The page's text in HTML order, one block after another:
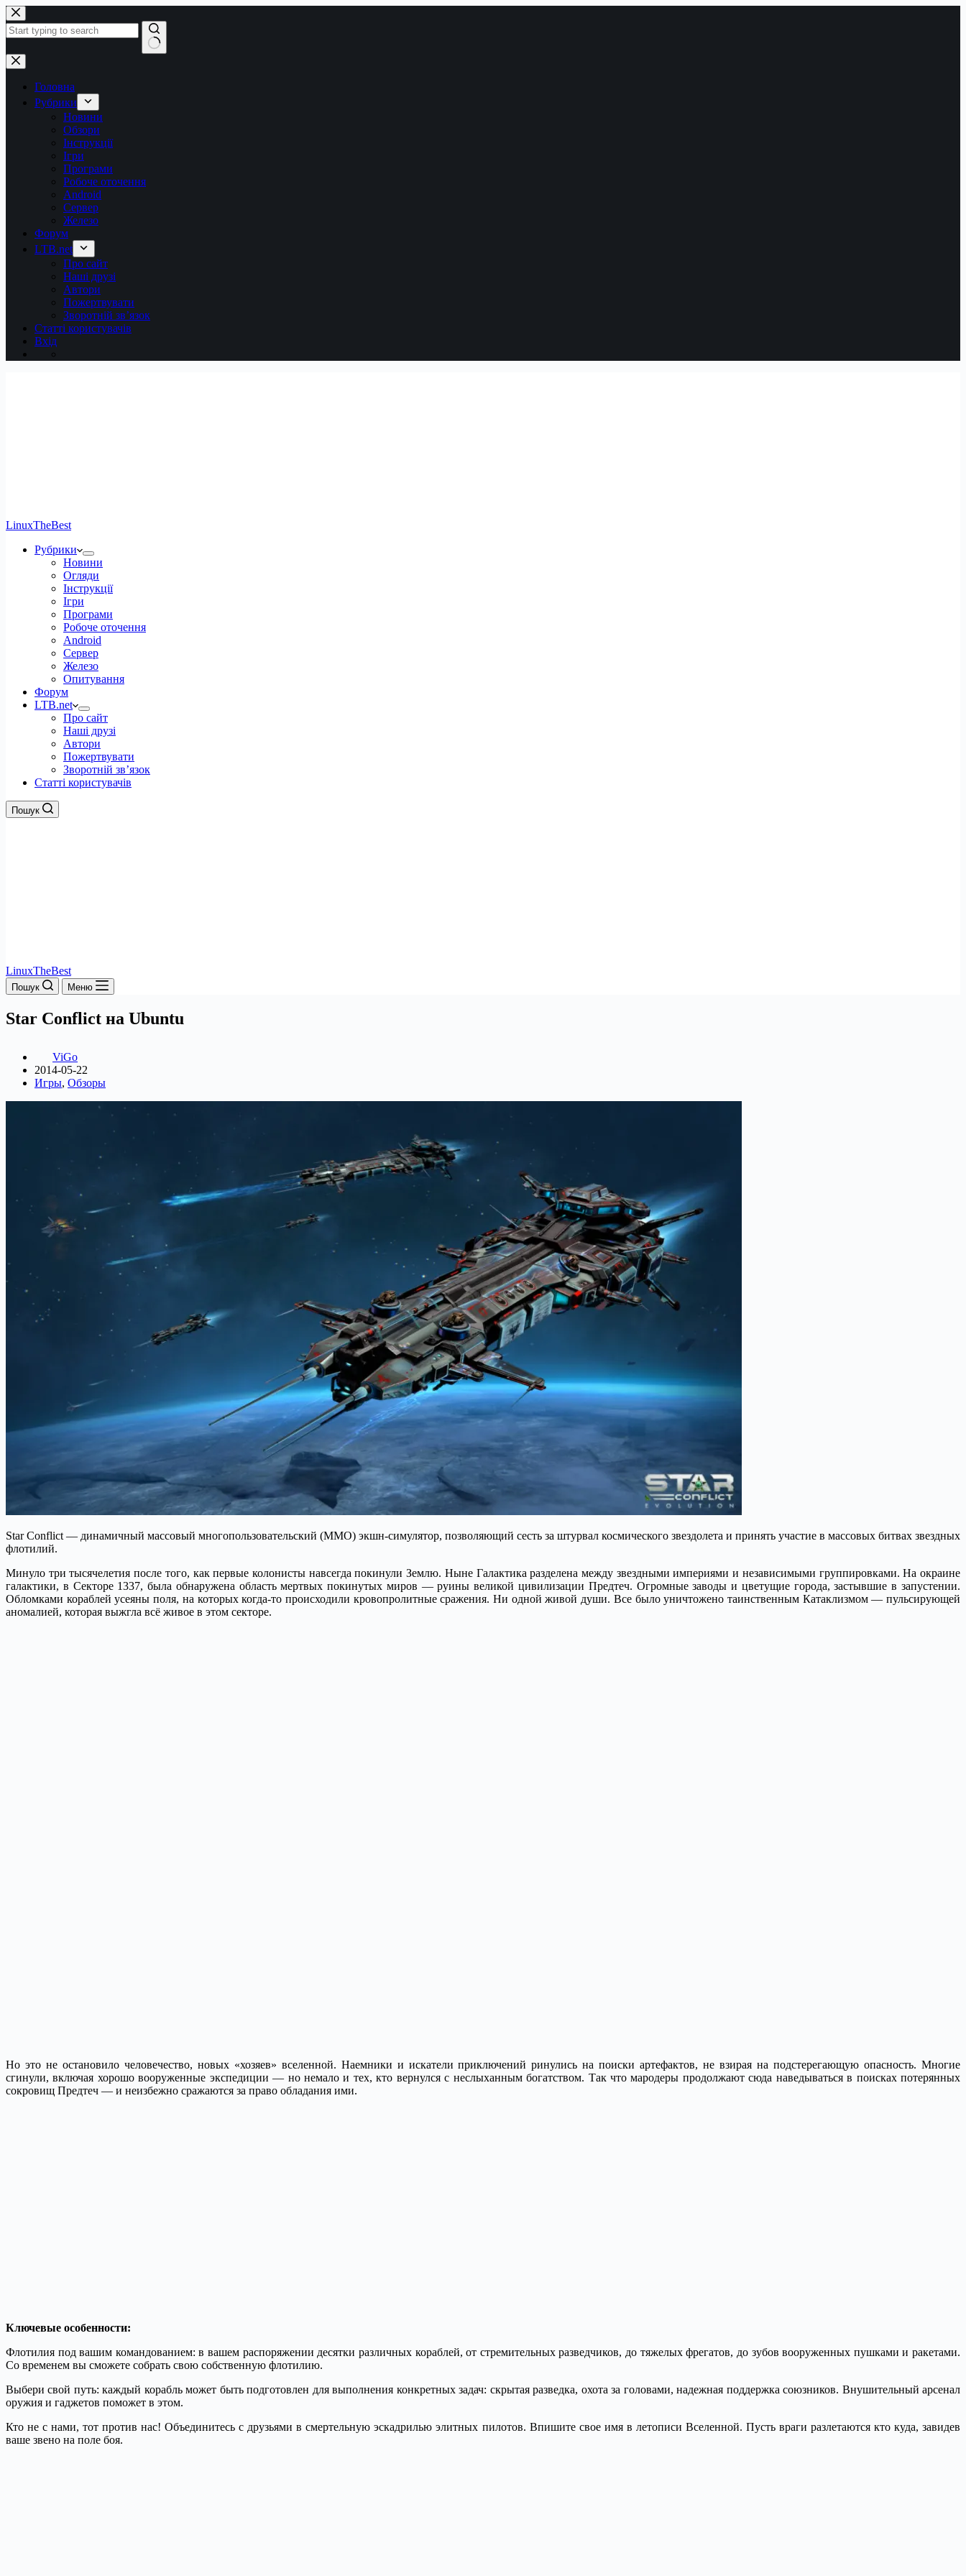
Перейти
до
вмісту
Немає
результатів
Головна
Рубрики
Новини
Обзори
Інструкції
Ігри
Програми
Робоче оточення
Android
Сервер
Железо
Форум
LTB.net
Про сайт
Наші друзі
Автори
Пожертвувати
Зворотній зв’язок
Статті користувачів
Вхід
LinuxTheBest
Рубрики
Новини
Огляди
Інструкції
Ігри
Програми
Робоче оточення
Android
Сервер
Железо
Опитування
Форум
LTB.net
Про сайт
Наші друзі
Автори
Пожертвувати
Зворотній зв’язок
Статті користувачів
Пошук
LinuxTheBest
Пошук Меню
Star Conflict на Ubuntu
ViGo
2014-05-22
Игры, Обзоры
Star Conflict — динамичный массовый многопользовательский (MMO) экшн-симулятор, позволяющий сесть за штурвал космического звездолета и принять участие в массовых битвах звездных
флотилий.
Минуло три тысячелетия после того, как первые колонисты навсегда покинули Землю. Ныне Галактика разделена между звездными империями и независимыми группировками. На окраине
галактики, в Секторе 1337, была обнаружена область мертвых покинутых миров — руины великой цивилизации Предтеч. Огромные заводы и цветущие города, застывшие в запустении.
Обломками кораблей усеяны поля, на которых когда-то происходили кровопролитные сражения. Ни одной живой души. Все было уничтожено таинственным Катаклизмом — пульсирующей
аномалией, которая выжгла всё живое в этом секторе.
Но это не остановило человечество, новых «хозяев» вселенной. Наемники и искатели приключений ринулись на поиски артефактов, не взирая на подстерегающую опасность. Многие
сгинули, включая хорошо вооруженные экспедиции — но немало и тех, кто вернулся с неслыханным богатством. Так что мародеры продолжают сюда наведываться в поисках потерянных
сокровищ Предтеч — и неизбежно сражаются за право обладания ими.
Ключевые особенности:
Флотилия под вашим командованием: в вашем распоряжении десятки различных кораблей, от стремительных разведчиков, до тяжелых фрегатов, до зубов вооруженных пушками и ракетами.
Со временем вы сможете собрать свою собственную флотилию.
Выбери свой путь: каждый корабль может быть подготовлен для выполнения конкретных задач: скрытая разведка, охота за головами, надежная поддержка союзников. Внушительный арсенал
оружия и гаджетов поможет в этом.
Кто не с нами, тот против нас! Объединитесь с друзьями в смертельную эскадрилью элитных пилотов. Впишите свое имя в летописи Вселенной. Пусть враги разлетаются кто куда, завидев
ваше звено на поле боя.